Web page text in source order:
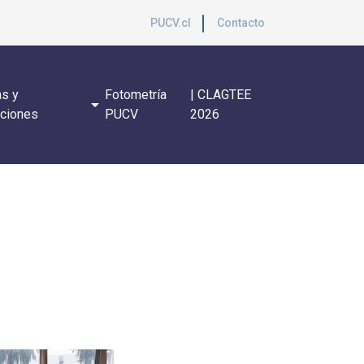
PUCV.cl Contacto
y
arrow_drop_down
Fotometría
PUCV
| CLAGTEE
2026